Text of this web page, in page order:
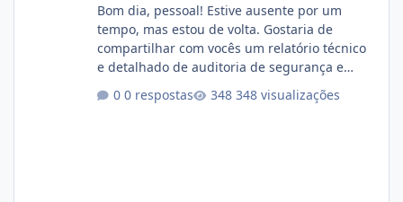
Bom dia, pessoal! Estive ausente por um
tempo, mas estou de volta. Gostaria de
compartilhar com vocês um relatório técnico
e detalhado de auditoria de segurança e
conformidade referente ao VOXPANEL (versão
atualmente em circulação e comercialização
0 respostas 348 visualizações